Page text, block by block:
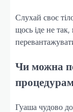
Слухай своє
щось іде не
Чи можна
Гуаша чудово